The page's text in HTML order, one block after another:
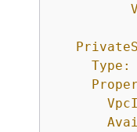
Type: